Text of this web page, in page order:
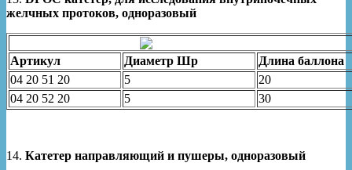
желчных протоков, одноразовый
Артикул Диаметр Шр
Длина баллона
04 20 51 20
5
20
04 20 52 20
5 30
14. Катетер направляющий и пушеры, одноразовый